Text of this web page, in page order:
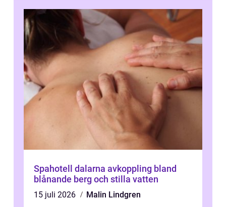
Spahotell dalarna avkoppling bland
blånande berg och stilla vatten
15 juli 2026
Malin Lindgren